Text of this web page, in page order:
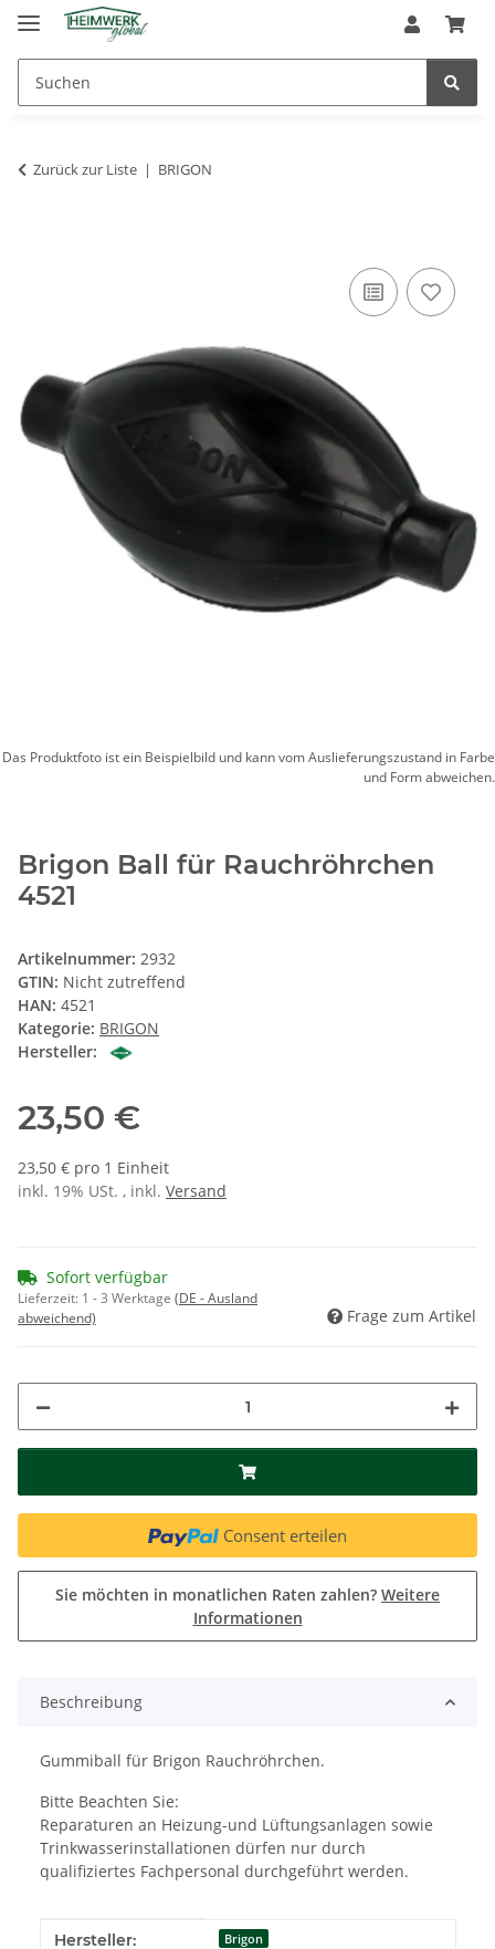
Zurück zur Liste BRIGON
Das Produktfoto ist ein Beispielbild und kann vom Auslieferungszustand in Farbe
und Form abweichen.
Brigon Ball für Rauchröhrchen
4521
Artikelnummer: 2932
GTIN: Nicht zutreffend
HAN: 4521
Kategorie: BRIGON
Hersteller:
23,50 €
23,50 € pro 1 Einheit
inkl. 19% USt. , inkl. Versand
Sofort verfügbar
Lieferzeit: 1 - 3 Werktage (DE - Ausland
abweichend)
Frage zum Artikel
Consent erteilen
Sie möchten in monatlichen Raten zahlen? Weitere
Informationen
Beschreibung
Gummiball für Brigon Rauchröhrchen.
Bitte Beachten Sie:
Reparaturen an Heizung-und Lüftungsanlagen sowie
Trinkwasserinstallationen dürfen nur durch
qualifiziertes Fachpersonal durchgeführt werden.
Produkteigenschaft
Wert
Hersteller: Brigon